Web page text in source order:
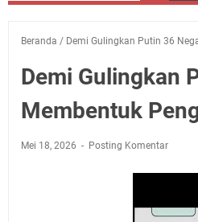
Beranda / Demi Gulingkan Putin 36
Demi Gulingkan
Membentuk
Mei 18, 2026 Posting Komentar